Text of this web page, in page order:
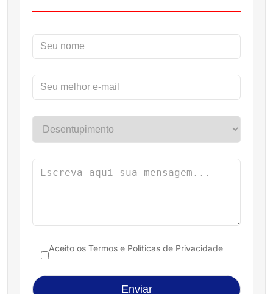
Aceito os Termos e Políticas de Privacidade